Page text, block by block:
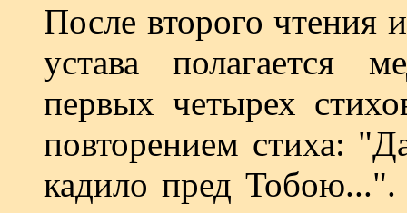
После второго чтения
устава полагается
первых четырех
повторением стиха:
кадило пред Тобою...".